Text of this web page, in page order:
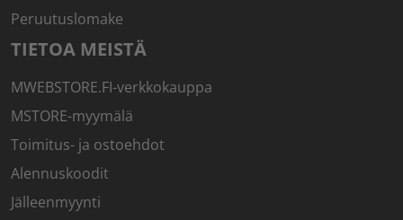
Peruutuslomake
TIETOA MEISTÄ
MWEBSTORE.FI-verkkokauppa
MSTORE-myymälä
Toimitus- ja ostoehdot
Alennuskoodit
Jälleenmyynti